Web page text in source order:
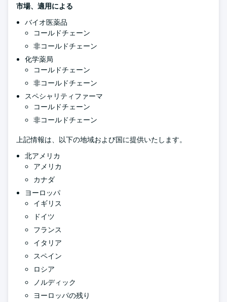
市場、適用による
バイオ医薬品
コールドチェーン
非コールドチェーン
化学薬局
コールドチェーン
非コールドチェーン
スペシャリティファーマ
コールドチェーン
非コールドチェーン
上記情報は、以下の地域および国に提供いたします。
北アメリカ
アメリカ
カナダ
ヨーロッパ
イギリス
ドイツ
フランス
イタリア
スペイン
ロシア
ノルディック
ヨーロッパの残り